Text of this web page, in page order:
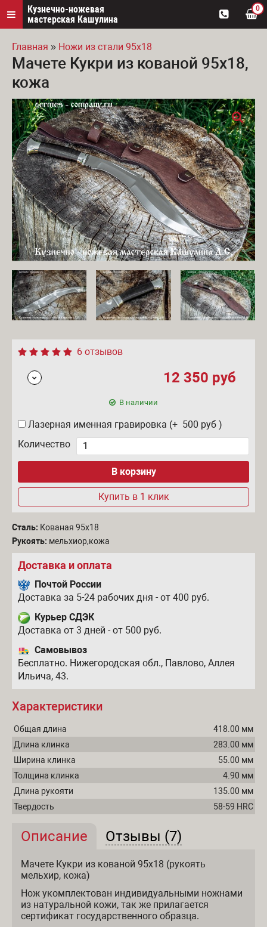
Кузнечно-ножевая
мастерская Кашулина
0
Вы здесь
Главная » Ножи из стали 95х18
Мачете Кукри из кованой 95х18,
кожа
6 отзывов
12 350 руб
В наличии
Лазерная именная гравировка (+ 500 руб )
Количество
Купить в 1 клик
Сталь: Кованая 95х18
Рукоять: мельхиор,кожа
Доставка и оплата
Почтой России
Доставка за 5-24 рабочих дня - от 400 руб.
Курьер СДЭК
Доставка от 3 дней - от 500 руб.
Самовывоз
Бесплатно. Нижегородская обл., Павлово, Аллея
Ильича, 43.
Описание и отзывы
Описание (активная вкладка)
Отзывы (7)
Мачете Кукри из кованой 95х18 (рукоять
мельхир, кожа)
Нож укомплектован индивидуальными ножнами
из натуральной кожи, так же прилагается
сертификат государственного образца.
Характеристики
Общая длина
418.00 мм
Длина клинка
283.00 мм
Ширина клинка
55.00 мм
Толщина клинка
4.90 мм
Длина рукояти
135.00 мм
Твердость
58-59 HRC